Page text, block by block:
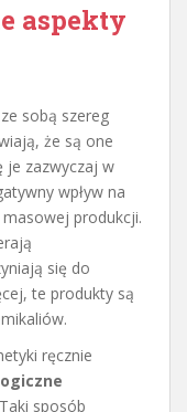
aspekty
sobą szereg
że są one
je zazwyczaj w
wpływ na
produkcji.
się do
te produkty są
ręcznie
sposób